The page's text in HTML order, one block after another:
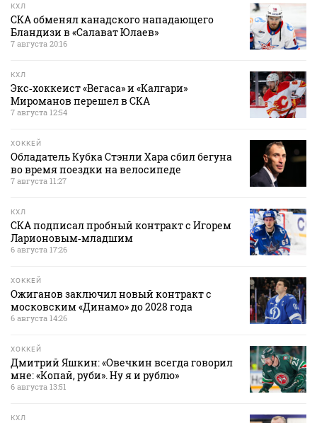
КХЛ
СКА обменял канадского нападающего
Бландизи в «Салават Юлаев»
7 августа 20:16
КХЛ
Экс‑хоккеист «Вегаса» и «Калгари»
Мироманов перешел в СКА
7 августа 12:54
ХОККЕЙ
Обладатель Кубка Стэнли Хара сбил бегуна
во время поездки на велосипеде
7 августа 11:27
КХЛ
СКА подписал пробный контракт с Игорем
Ларионовым‑младшим
6 августа 17:26
ХОККЕЙ
Ожиганов заключил новый контракт с
московским «Динамо» до 2028 года
6 августа 14:26
ХОККЕЙ
Дмитрий Яшкин: «Овечкин всегда говорил
мне: «Копай, руби». Ну я и рублю»
6 августа 13:51
КХЛ